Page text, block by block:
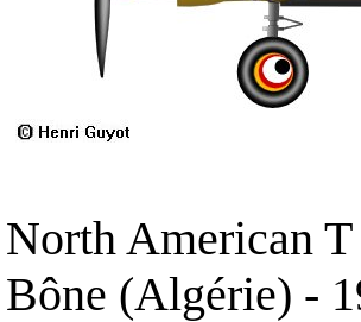
North American
Bône (Algérie) -